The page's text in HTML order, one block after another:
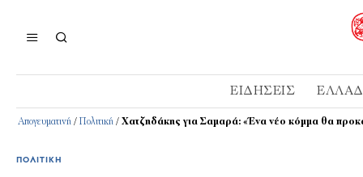
ΕΙΔΉΣΕΙΣ
Απογευματινή / Πολιτική / Χατζηδάκης για Σαμαρά: «Ένα νέο κόμμα θα
ΠΟΛΙΤΙΚΉ